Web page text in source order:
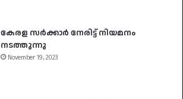
കേരള സർക്കാർ നേരിട്ട് നിയമനം
നടത്തുന്നു
November 19, 2023